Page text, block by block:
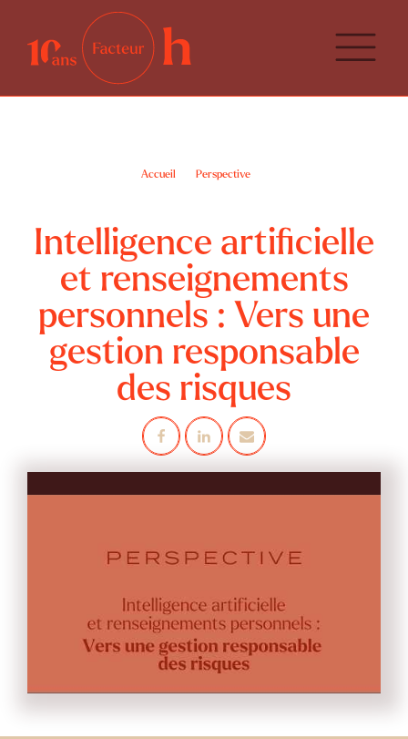
Accueil
Perspective
Intelligence artificielle
et renseignements
personnels : Vers une
gestion responsable
des risques